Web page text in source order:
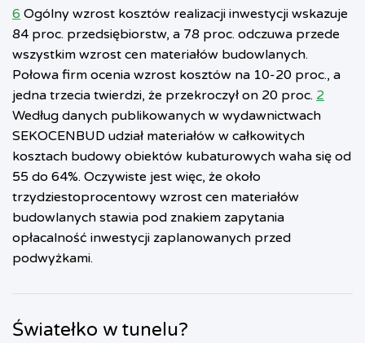
6 Ogólny wzrost kosztów realizacji inwestycji wskazuje
84 proc. przedsiębiorstw, a 78 proc. odczuwa przede
wszystkim wzrost cen materiałów budowlanych.
Połowa firm ocenia wzrost kosztów na 10-20 proc., a
jedna trzecia twierdzi, że przekroczył on 20 proc. 2
Według danych publikowanych w wydawnictwach
SEKOCENBUD udział materiałów w całkowitych
kosztach budowy obiektów kubaturowych waha się od
55 do 64%. Oczywiste jest więc, że około
trzydziestoprocentowy wzrost cen materiałów
budowlanych stawia pod znakiem zapytania
opłacalność inwestycji zaplanowanych przed
podwyżkami.
Światełko w tunelu?